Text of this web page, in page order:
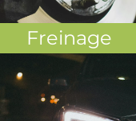
Freinage